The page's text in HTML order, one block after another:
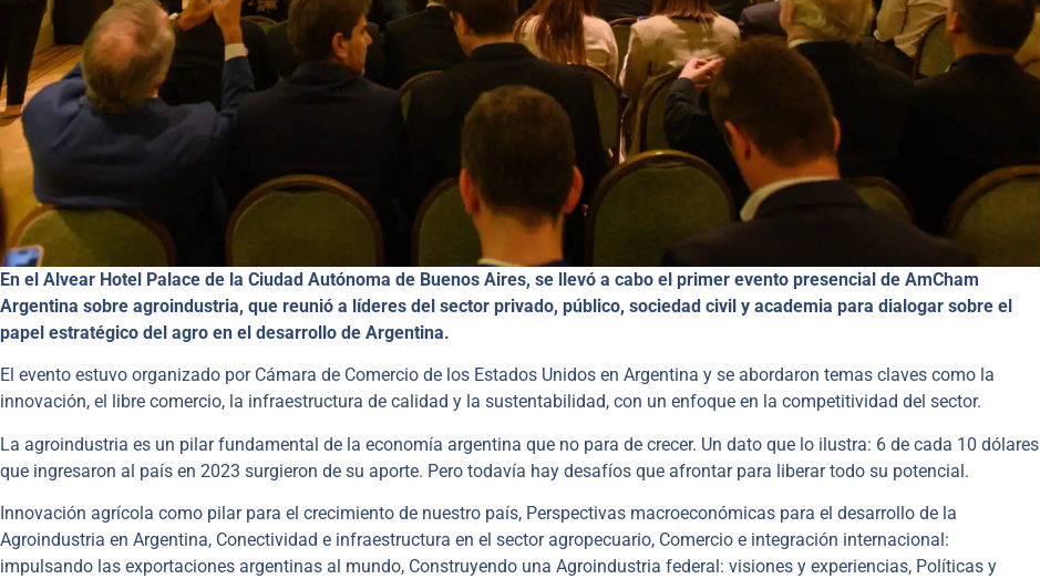
En el Alvear Hotel Palace de la Ciudad Autónoma de Buenos Aires, se llevó a cabo el primer evento presencial de AmCham
Argentina sobre agroindustria, que reunió a líderes del sector privado, público, sociedad civil y academia para dialogar sobre el
papel estratégico del agro en el desarrollo de Argentina.
El evento estuvo organizado por Cámara de Comercio de los Estados Unidos en Argentina y se abordaron temas claves como la
innovación, el libre comercio, la infraestructura de calidad y la sustentabilidad, con un enfoque en la competitividad del sector.
La agroindustria es un pilar fundamental de la economía argentina que no para de crecer. Un dato que lo ilustra: 6 de cada 10 dólares
que ingresaron al país en 2023 surgieron de su aporte. Pero todavía hay desafíos que afrontar para liberar todo su potencial.
Innovación agrícola como pilar para el crecimiento de nuestro país, Perspectivas macroeconómicas para el desarrollo de la
Agroindustria en Argentina, Conectividad e infraestructura en el sector agropecuario, Comercio e integración internacional:
impulsando las exportaciones argentinas al mundo, Construyendo una Agroindustria federal: visiones y experiencias, Políticas y